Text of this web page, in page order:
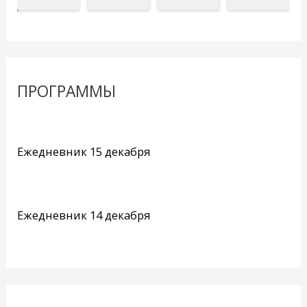
ПРОГРАММЫ
Ежедневник 15 декабря
Ежедневник 14 декабря